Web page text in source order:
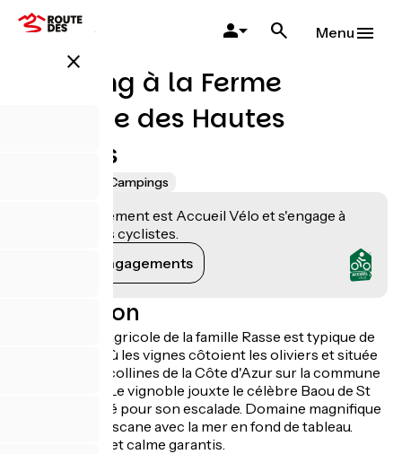
Aller
close
Menu
Camping à la Ferme
Vignoble des Hautes
Collines
Campings
Cet établissement est Accueil Vélo et s'engage à
accueillir des cyclistes.
Voir ses engagements
Description
L'exploitation agricole de la famille Rasse est typique de
notre région où les vignes côtoient les oliviers et située
sur les hautes collines de la Côte d'Azur sur la commune
de St Jeannet. Le vignoble jouxte le célèbre Baou de St
Jeannet, réputé pour son escalade. Domaine magnifique
rappelant la Toscane avec la mer en fond de tableau.
Dépaysement et calme garantis.